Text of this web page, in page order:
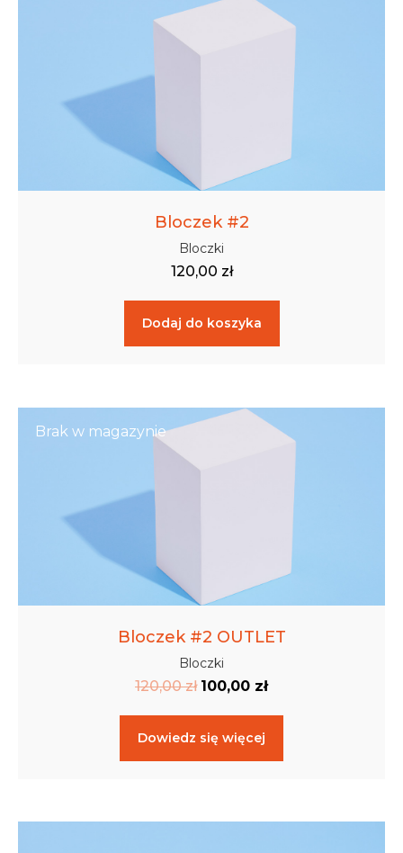
Bloczek #2
Bloczki
120,00 zł
Dodaj do koszyka
Brak w magazynie
Bloczek #2 OUTLET
Bloczki
120,00zł 100,00 zł
Dowiedz się więcej